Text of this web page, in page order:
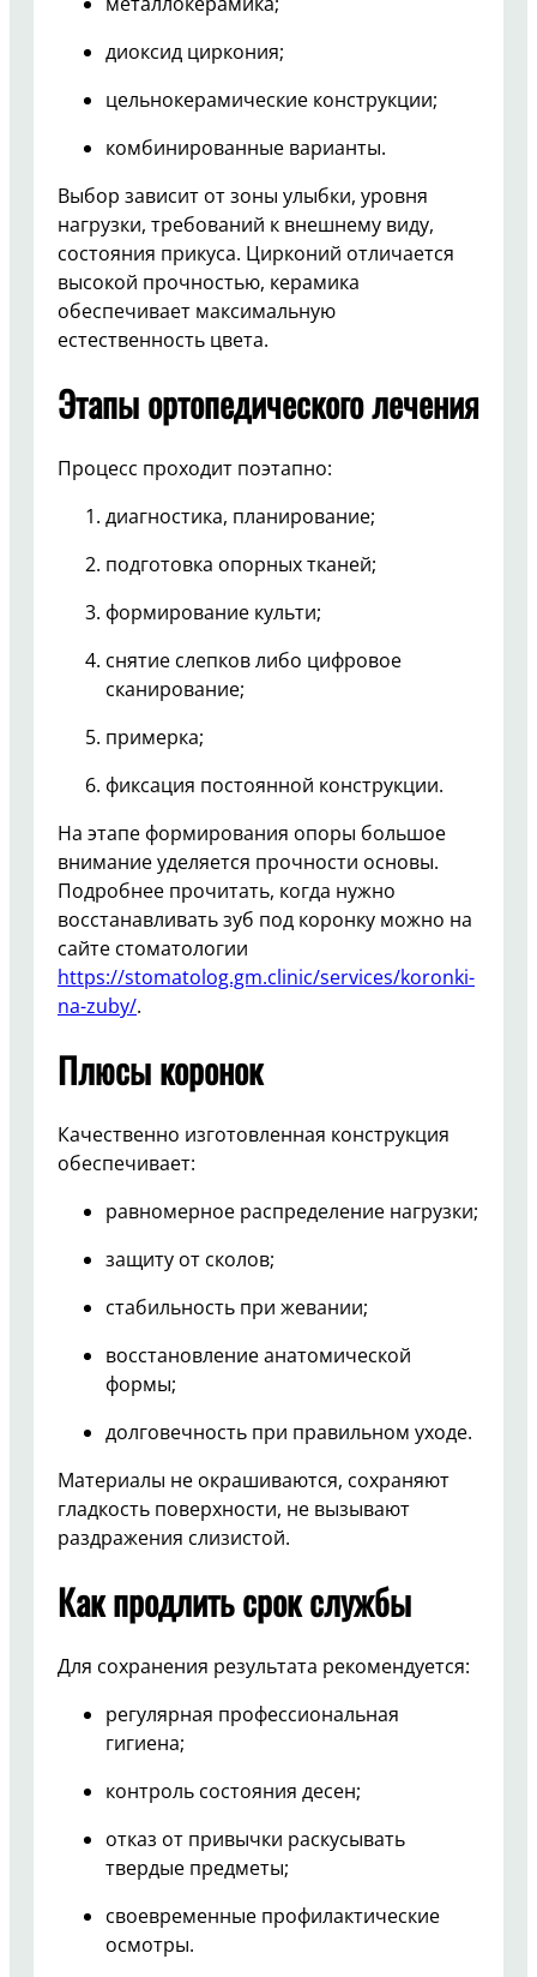
диоксид циркония;
цельнокерамические конструкции;
комбинированные варианты.
Выбор зависит от зоны улыбки, уровня
нагрузки, требований к внешнему виду,
состояния прикуса. Цирконий отличается
высокой прочностью, керамика
обеспечивает максимальную
естественность цвета.
Этапы ортопедического лечения
Процесс проходит поэтапно:
диагностика, планирование;
подготовка опорных тканей;
формирование культи;
снятие слепков либо цифровое
сканирование;
примерка;
фиксация постоянной конструкции.
На этапе формирования опоры большое
внимание уделяется прочности основы.
Подробнее прочитать, когда нужно
восстанавливать зуб под коронку можно на
сайте стоматологии
https://stomatolog.gm.clinic/services/koronki-
na-zuby/.
Плюсы коронок
Качественно изготовленная конструкция
обеспечивает:
равномерное распределение нагрузки;
защиту от сколов;
стабильность при жевании;
восстановление анатомической
формы;
долговечность при правильном уходе.
Материалы не окрашиваются, сохраняют
гладкость поверхности, не вызывают
раздражения слизистой.
Как продлить срок службы
Для сохранения результата рекомендуется:
регулярная профессиональная
гигиена;
контроль состояния десен;
отказ от привычки раскусывать
твердые предметы;
своевременные профилактические
осмотры.